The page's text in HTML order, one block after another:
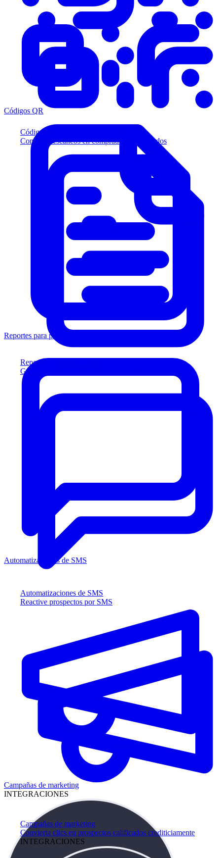
Códigos QR
Convierta escaneos en compradores calificados
Reportes para prestamistas
Genere reportes listos para el prestamista
Automatizaciones de SMS
Reactive prospectos por SMS
Campañas de marketing
Convierta clics en prospectos calificados crediticiamente
INTEGRACIONES
Códigos QR
Reportes para prestamistas
Automatizaciones de SMS
Campañas de marketing
INTEGRACIONES